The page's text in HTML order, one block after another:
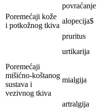
povraćanje
Poremećaji kože
i potkožnog tkiva
alopecija$
pruritus
urtikarija
Poremećaji
mišićno-koštanog
sustava i
vezivnog tkiva
mialgija
artralgija